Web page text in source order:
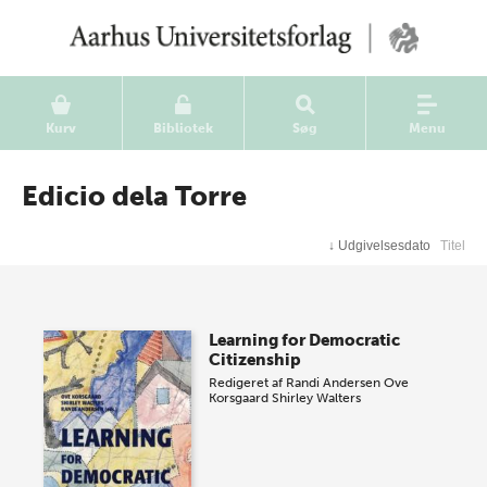
Kurv Bibliotek Søg Menu
Edicio dela Torre
↓ Udgivelsesdato Titel
Learning for Democratic
Citizenship
Redigeret af Randi Andersen Ove
Korsgaard Shirley Walters